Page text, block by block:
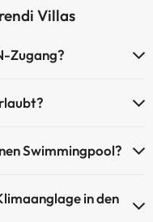
Villas
Zugang?
Swimmingpool?
weitere Informationen
in den